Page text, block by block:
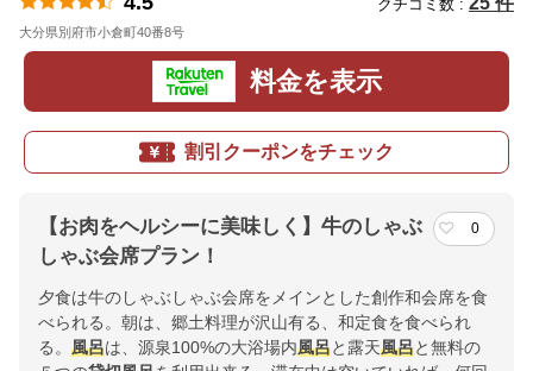
クチコミ数 :
大分県別府市小倉町40番8号
料金を表示
割引クーポンをチェック
【お肉をヘルシーに美味しく】牛のしゃぶ
しゃぶ会席プラン！
0
夕食は牛のしゃぶしゃぶ会席をメインとした創作和会席を食
べられる。朝は、郷土料理が沢山有る、和定食を食べられ
る。 風呂は、源泉100%の大浴場内風呂と露天風呂と無料の